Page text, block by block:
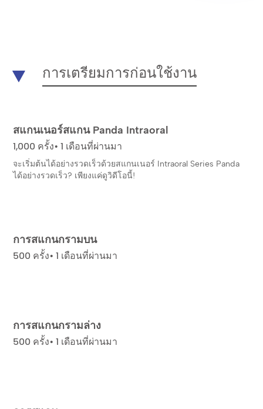
การเตรียมการก่อนใช้งาน
สแกนเนอร์สแกน Panda Intraoral
1,000 ครั้ง• 1 เดือนที่ผ่านมา
จะเริ่มต้นได้อย่างรวดเร็วด้วยสแกนเนอร์ Intraoral Series Panda
ได้อย่างรวดเร็ว? เพียงแค่ดูวิดีโอนี้!
การสแกนกรามบน
500 ครั้ง• 1 เดือนที่ผ่านมา
การสแกนกรามล่าง
500 ครั้ง• 1 เดือนที่ผ่านมา